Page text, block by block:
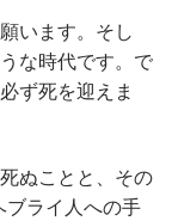
います。そし
な時代です。で
ず死を迎えま
ぬことと、その
ブライ人への手